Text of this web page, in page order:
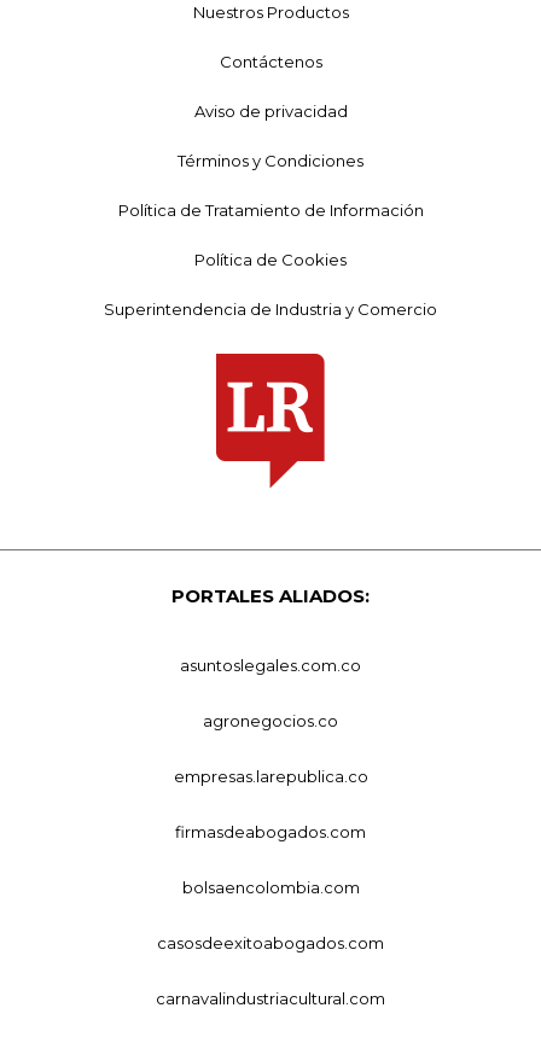
Nuestros Productos
Contáctenos
Aviso de privacidad
Términos y Condiciones
Política de Tratamiento de Información
Política de Cookies
Superintendencia de Industria y Comercio
PORTALES ALIADOS:
asuntoslegales.com.co
agronegocios.co
empresas.larepublica.co
firmasdeabogados.com
bolsaencolombia.com
casosdeexitoabogados.com
carnavalindustriacultural.com